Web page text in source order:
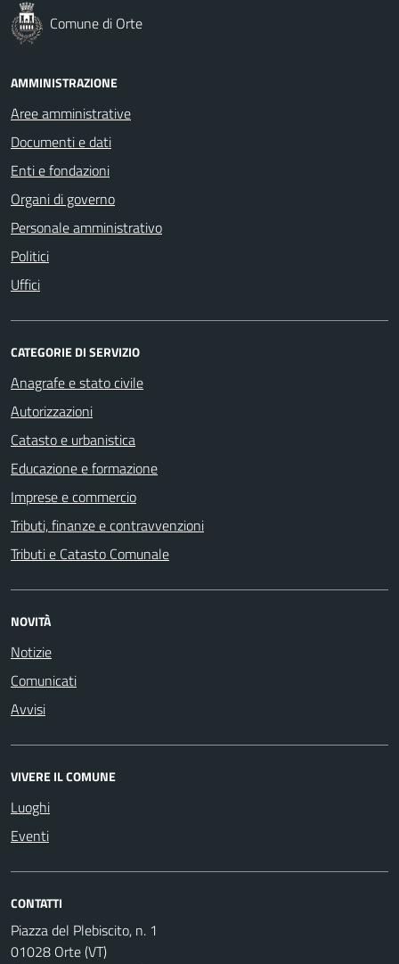
Comune di Orte
AMMINISTRAZIONE
Aree amministrative
Documenti e dati
Enti e fondazioni
Organi di governo
Personale amministrativo
Politici
Uffici
CATEGORIE DI SERVIZIO
Anagrafe e stato civile
Autorizzazioni
Catasto e urbanistica
Educazione e formazione
Imprese e commercio
Tributi, finanze e contravvenzioni
Tributi e Catasto Comunale
NOVITÀ
Notizie
Comunicati
Avvisi
VIVERE IL COMUNE
Luoghi
Eventi
CONTATTI
Piazza del Plebiscito, n. 1
01028 Orte (VT)